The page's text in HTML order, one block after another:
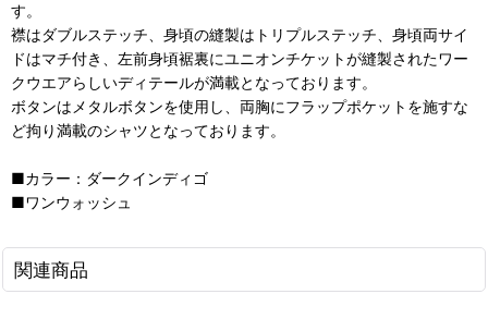
す。
襟はダブルステッチ、身頃の縫製はトリプルステッチ、身頃両サイ
ドはマチ付き、左前身頃裾裏にユニオンチケットが縫製されたワー
クウエアらしいディテールが満載となっております。
ボタンはメタルボタンを使用し、両胸にフラップポケットを施すな
ど拘り満載のシャツとなっております。
■カラー：ダークインディゴ
■ワンウォッシュ
関連商品